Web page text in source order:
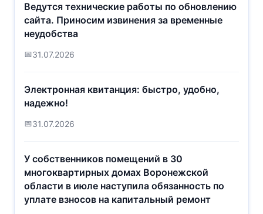
многоквартирных домов
Воронежской области прошла
встреча с жителями многоэтажек,
старшими по домам и
компаний в рамках федерального
проекта «Школа ЖКХ»
05.08.2026
Ведутся технические работы по обновлению
сайта. Приносим извинения за временные
неудобства
📅31.07.2026
Электронная квитанция: быстро, удобно,
надежно!
📅31.07.2026
У собственников помещений в 30
многоквартирных домах Воронежской
области в июле наступила обязанность по
уплате взносов на капитальный ремонт